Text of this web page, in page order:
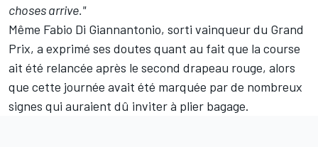
choses arrive."
Même Fabio Di Giannantonio, sorti vainqueur du Grand
Prix, a exprimé ses doutes quant au fait que la course
ait été relancée après le second drapeau rouge, alors
que cette journée avait été marquée par de nombreux
signes qui auraient dû inviter à plier bagage.